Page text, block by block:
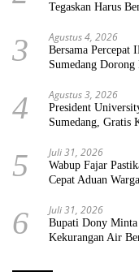
Tegaskan Harus
3 Agustus 4, 2026
Bersama Percepat
Sumedang Dorong
4 Agustus 3, 2026
President
Sumedang, Gratis
5 Juli 31, 2026
Wabup Fajar
Cepat Aduan
6 Juli 31, 2026
Bupati Dony Minta
Kekurangan Air